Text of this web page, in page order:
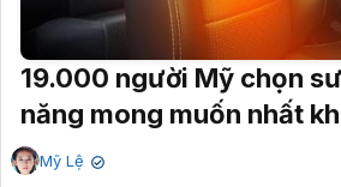
19.000 người Mỹ chọn
năng mong muốn nhất
Mỹ Lệ ✔